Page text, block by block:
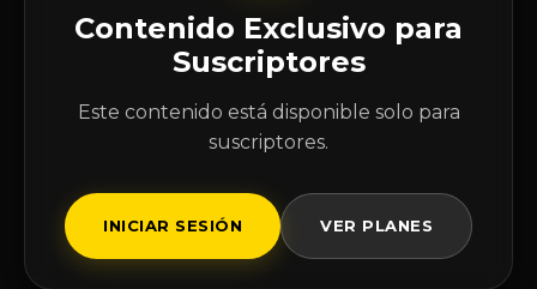
Contenido Exclusivo para
Suscriptores
Este contenido está disponible solo para
suscriptores.
INICIAR SESIÓN VER PLANES